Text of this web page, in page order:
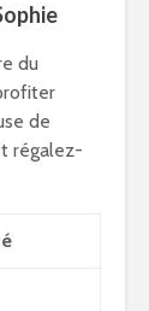
du
de
régalez-